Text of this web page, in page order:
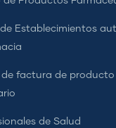
Establecimientos
de factura de
de Salud